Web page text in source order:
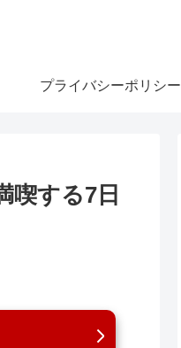
プライバシーポリシー
喫する7日